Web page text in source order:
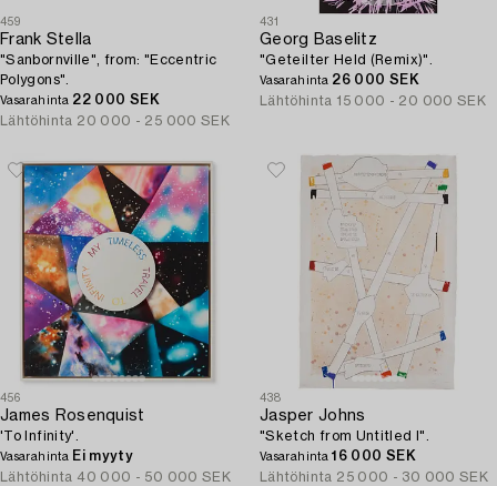
459
Frank Stella
"Sanbornville", from: "Eccentric
Polygons".
Vasarahinta 22 000 SEK
Lähtöhinta 20 000 - 25 000 SEK
431
Georg Baselitz
"Geteilter Held (Remix)".
Vasarahinta 26 000 SEK
Lähtöhinta 15 000 - 20 000 SEK
456
James Rosenquist
'To Infinity'.
Vasarahinta Ei myyty
Lähtöhinta 40 000 - 50 000 SEK
438
Jasper Johns
"Sketch from Untitled I".
Vasarahinta16 000 SEK
Lähtöhinta 25 000 - 30 000 SEK